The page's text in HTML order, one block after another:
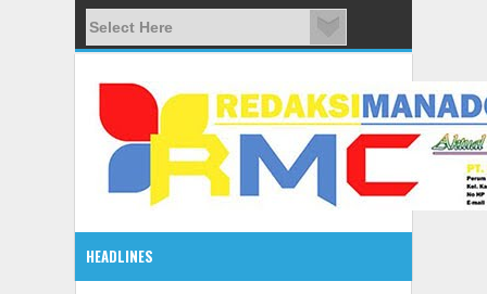
HEADLINES